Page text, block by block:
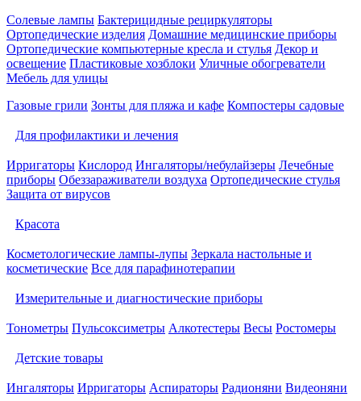
Солевые лампы Бактерицидные рециркуляторы
Ортопедические изделия Домашние медицинские приборы
Ортопедические компьютерные кресла и стулья Декор и
освещение Пластиковые хозблоки Уличные обогреватели
Мебель для улицы
Газовые грили Зонты для пляжа и кафе Компостеры садовые
Для профилактики и лечения
Ирригаторы Кислород Ингаляторы/небулайзеры Лечебные
приборы Обеззараживатели воздуха Ортопедические стулья
Защита от вирусов
Красота
Косметологические лампы-лупы Зеркала настольные и
косметические Все для парафинотерапии
Измерительные и диагностические приборы
Тонометры Пульсоксиметры Алкотестеры Весы Ростомеры
Детские товары
Ингаляторы Ирригаторы Аспираторы Радионяни Видеоняни